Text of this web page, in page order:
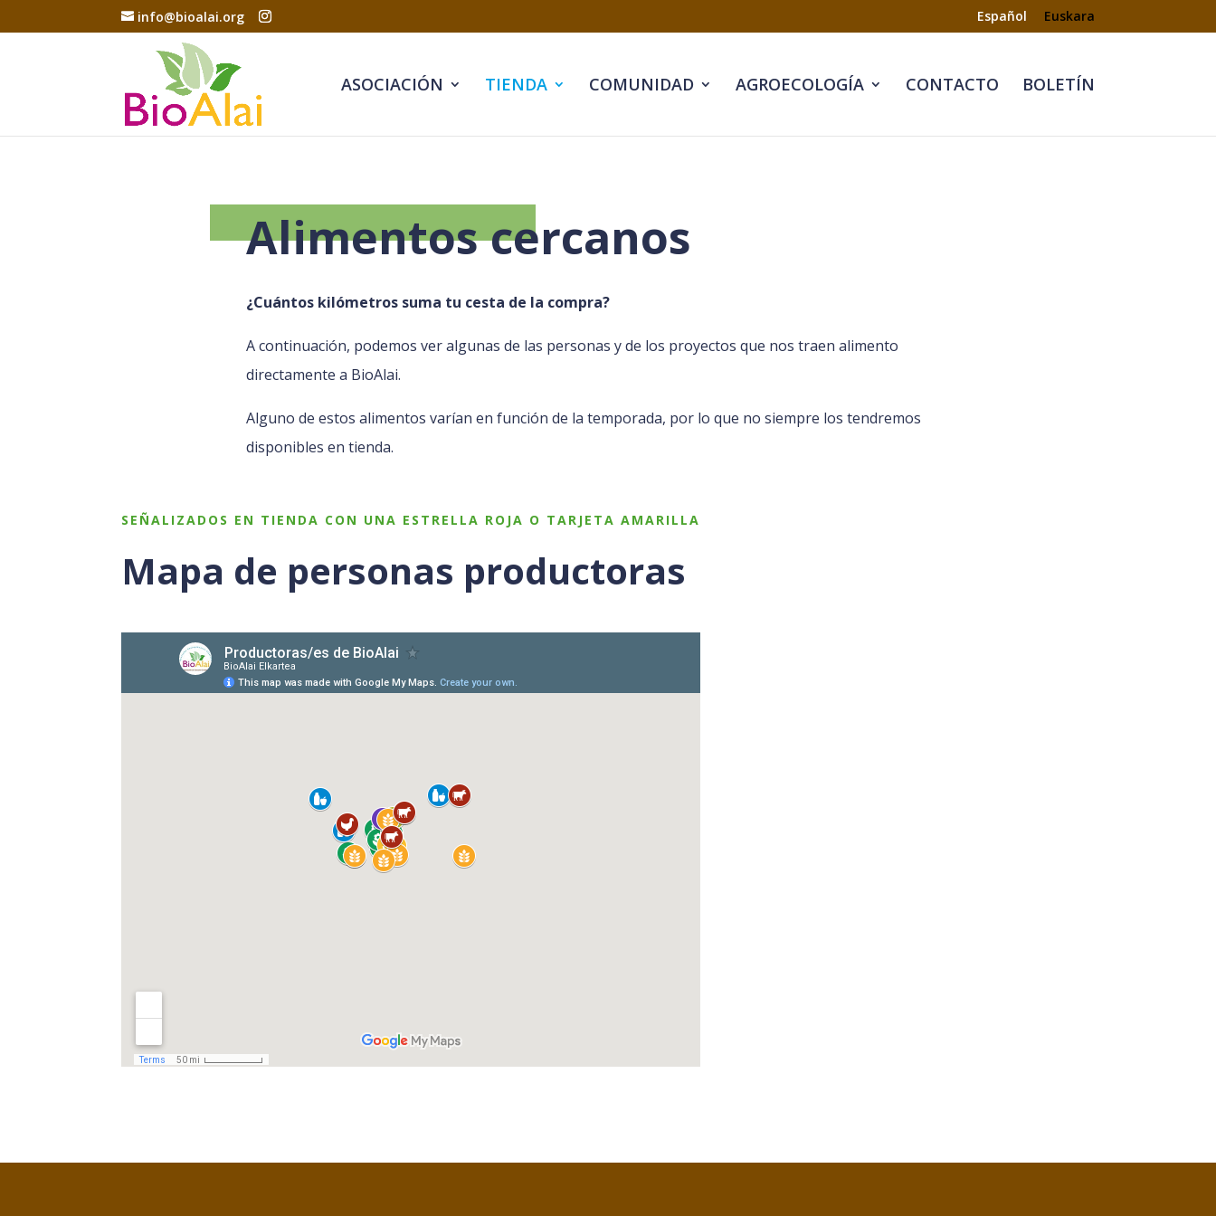
info@bioalai.org Español Euskara
ASOCIACIÓN TIENDA COMUNIDAD AGROECOLOGÍA CONTACTO BOLETÍN
Alimentos cercanos
¿Cuántos kilómetros suma tu cesta de la compra?
A continuación, podemos ver algunas de las personas y de los proyectos que nos traen alimento
directamente a BioAlai.
Alguno de estos alimentos varían en función de la temporada, por lo que no siempre los tendremos
disponibles en tienda.
SEÑALIZADOS EN TIENDA CON UNA ESTRELLA ROJA O TARJETA AMARILLA
Mapa de personas productoras